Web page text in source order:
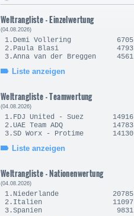
Weltrangliste - Einzelwertung
(04.08.2026)
1.Demi Vollering 6705
2.Paula Blasi 4793
3.Anna van der Breggen 4561
Liste anzeigen
Weltrangliste - Teamwertung
(04.08.2026)
1.FDJ United - Suez 14916
2.UAE Team ADQ 14783
3.SD Worx - Protime 14130
Liste anzeigen
Weltrangliste - Nationenwertung
(04.08.2026)
1.Niederlande 20785
2.Italien 11097
3.Spanien 9831